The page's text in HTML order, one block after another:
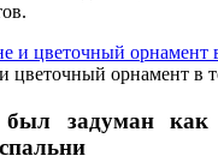
цветочный орнамент
задуман как